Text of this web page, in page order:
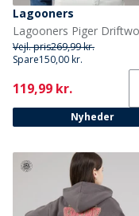
Lagooners
Vejl. pris269,99 kr.
Spare150,00 kr.
Current
119,99 kr.
Nyheder